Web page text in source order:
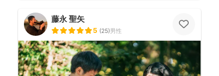
藤永 聖矢
5 (25)男性